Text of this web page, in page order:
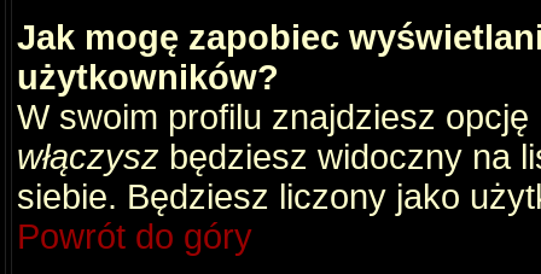
Jak mogę zapobiec
użytkowników?
W swoim profilu znajdziesz opcję
włączysz będziesz widoczny na
siebie. Będziesz liczony jako
Powrót do góry